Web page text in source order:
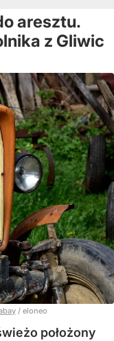
aresztu.
z Gliwic
/ eloneo
położony